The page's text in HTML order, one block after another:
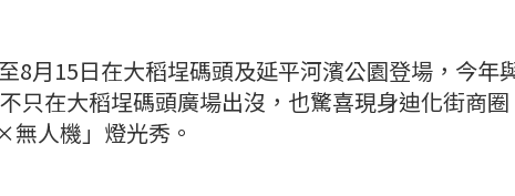
8月15日在大稻埕碼頭及延平河濱公園登場，今年
只在大稻埕碼頭廣場出沒，也驚喜現身迪化街商
人機」燈光秀。